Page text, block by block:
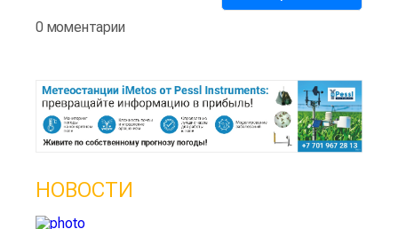
0 моментарии
НОВОСТИ